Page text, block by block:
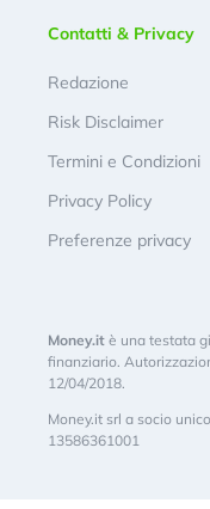
Contatti & Privacy
Redazione
Risk Disclaimer
Termini e Condizioni
Privacy Policy
Preferenze privacy
Money.it è una testata
finanziario.
12/04/2018.
Money.it srl a socio
13586361001